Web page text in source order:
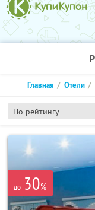
По рейтингу
Главная Отели
до 30%